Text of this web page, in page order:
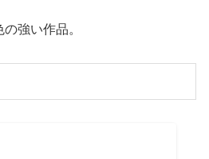
強い作品。